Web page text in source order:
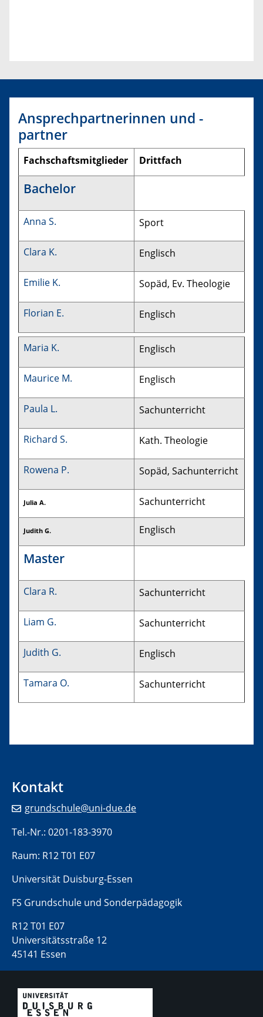
Ansprechpartnerinnen und -
partner
Fachschaftsmitglieder Drittfach
Bachelor
Anna S. Sport
Clara K. Englisch
Emilie K. Sopäd, Ev. Theologie
Florian E. Englisch
Maria K. Englisch
Maurice M. Englisch
Paula L. Sachunterricht
Richard S. Kath. Theologie
Rowena P. Sopäd, Sachunterricht
Julia A. Sachunterricht
Judith G. Englisch
Master
Clara R. Sachunterricht
Liam G. Sachunterricht
Judith G. Englisch
Tamara O. Sachunterricht
Kontakt
grundschule@uni-due.de
Tel.-Nr.: 0201-183-3970
Raum: R12 T01 E07
Universität Duisburg-Essen
FS Grundschule und Sonderpädagogik
R12 T01 E07
Universitätsstraße 12
45141 Essen